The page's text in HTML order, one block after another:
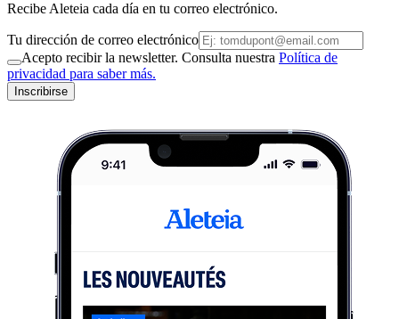
Recibe Aleteia cada día en tu correo electrónico.
Tu dirección de correo electrónico
Acepto recibir la newsletter. Consulta nuestra Política de
privacidad para saber más.
Inscribirse